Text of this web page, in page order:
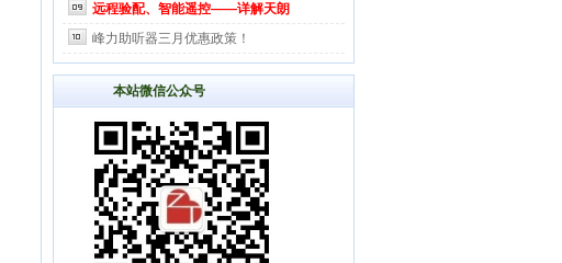
远程验配、智能遥控——详解天朗
峰力助听器三月优惠政策！
本站微信公众号